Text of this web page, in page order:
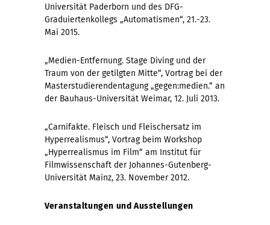
Universität Paderborn und des DFG-
Graduiertenkollegs „Automatismen“, 21.-23.
Mai 2015.
„Medien-Entfernung. Stage Diving und der
Traum von der getilgten Mitte“, Vortrag bei der
Masterstudierendentagung „gegen:medien.“ an
der Bauhaus-Universität Weimar, 12. Juli 2013.
„Carnifakte. Fleisch und Fleischersatz im
Hyperrealismus“, Vortrag beim Workshop
„Hyperrealismus im Film“ am Institut für
Filmwissenschaft der Johannes-Gutenberg-
Universität Mainz, 23. November 2012.
Veranstaltungen und Ausstellungen